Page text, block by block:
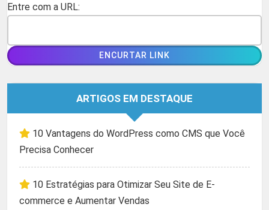
Entre com a URL:
ARTIGOS EM DESTAQUE
10 Vantagens do WordPress como CMS que Você
Precisa Conhecer
10 Estratégias para Otimizar Seu Site de E-
commerce e Aumentar Vendas